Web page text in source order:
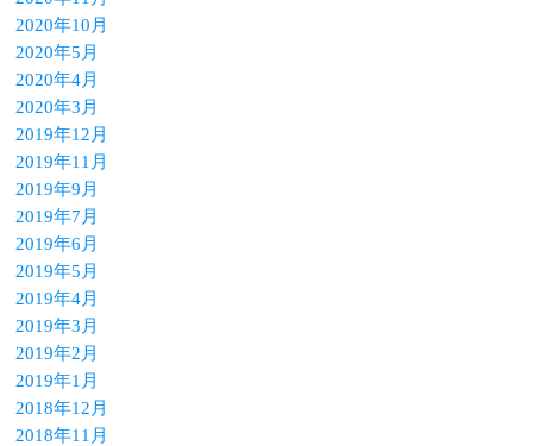
2020年10月
2020年5月
2020年4月
2020年3月
2019年12月
2019年11月
2019年9月
2019年7月
2019年6月
2019年5月
2019年4月
2019年3月
2019年2月
2019年1月
2018年12月
2018年11月